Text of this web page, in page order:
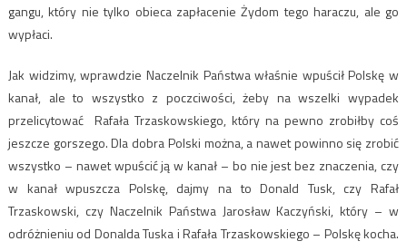
gangu, który nie tylko obieca zapłacenie Żydom tego haraczu, ale go
wypłaci.
Jak widzimy, wprawdzie Naczelnik Państwa właśnie wpuścił Polskę w
kanał, ale to wszystko z poczciwości, żeby na wszelki wypadek
przelicytować Rafała Trzaskowskiego, który na pewno zrobiłby coś
jeszcze gorszego. Dla dobra Polski można, a nawet powinno się zrobić
wszystko – nawet wpuścić ją w kanał – bo nie jest bez znaczenia, czy
w kanał wpuszcza Polskę, dajmy na to Donald Tusk, czy Rafał
Trzaskowski, czy Naczelnik Państwa Jarosław Kaczyński, który – w
odróżnieniu od Donalda Tuska i Rafała Trzaskowskiego – Polskę kocha.